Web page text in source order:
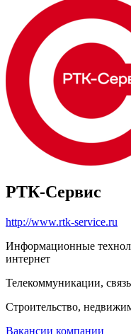
РТК-Сервис
http://www.rtk-service.ru
Информационные
интернет
Телекоммуникации, связь
Строительство,
Вакансии компании